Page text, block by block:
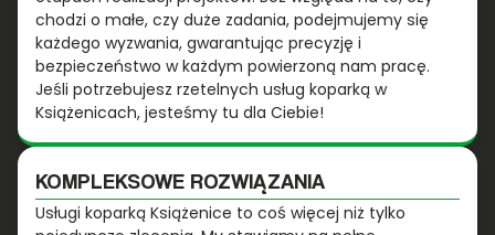
chodzi o małe, czy duże zadania, podejmujemy się
każdego wyzwania, gwarantując precyzję i
bezpieczeństwo w każdym powierzoną nam pracę.
Jeśli potrzebujesz rzetelnych usług koparką w
Książenicach, jesteśmy tu dla Ciebie!
KOMPLEKSOWE ROZWIĄZANIA
Usługi koparką Książenice to coś więcej niż tylko